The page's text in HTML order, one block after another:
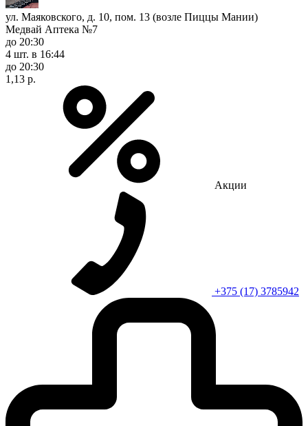
ул. Маяковского, д. 10, пом. 13 (возле Пиццы Мании)
Медвай Аптека №7
до 20:30
4 шт. в 16:44
до 20:30
1,13 р.
Акции
+375 (17) 3785942